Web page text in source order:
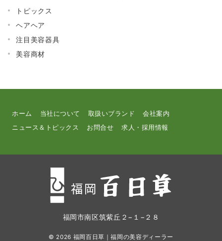
トピックス
ヘアヘア
注目美容器具
美容商材
ホーム 当社について 取扱いブランド
会社案内
ニュース＆トピックス
お問合せ 求人・採用情報
福岡市南区筑紫丘２−１−２８
© 2026 福岡百日草｜福岡の美容ディーラー